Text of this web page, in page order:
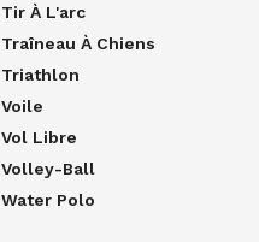
Tir À L'arc
Traîneau À Chiens
Triathlon
Voile
Vol Libre
Volley-Ball
Water Polo